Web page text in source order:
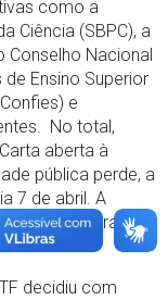
como a
Ciência (SBPC), a
Conselho Nacional
Ensino Superior
e
No total,
aberta à
pública perde, a
7 de abril. A
Geral da
decidiu com